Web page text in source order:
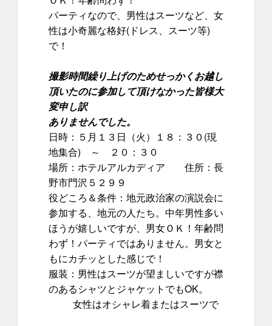
パーティなので、男性はスーツなど、女
性は小奇麗な格好(ドレス、スーツ等)
で！
撮影時間繰り上げのためせっかくお越し
頂いたのに参加して頂けなかった皆様大
変申し訳
ありませんでした。
日時：５月１３日（火）１８：３０(現
地集合) ～ ２０：３０
場所：ホテルアルカディア 住所：長
野市門沢５２９９
役どころ＆条件：地元政治家の演説会に
参加する、地元の人たち。中年男性多い
ほうが嬉しいですが、男女ＯＫ！年齢問
わず！パーティではありません。男女と
もにカチッとした感じで！
服装：男性はスーツが望ましいですが襟
のあるシャツとジャケットでもOK。
女性はオシャレ着またはスーツで